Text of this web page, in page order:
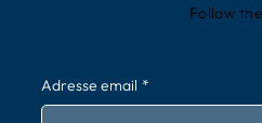
Follow
Adresse email *